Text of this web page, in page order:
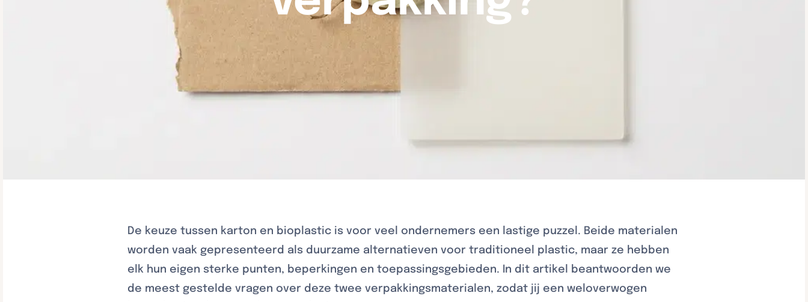
De keuze tussen karton en bioplastic is voor veel ondernemers een lastige puzzel. Beide materialen
worden vaak gepresenteerd als duurzame alternatieven voor traditioneel plastic, maar ze hebben
elk hun eigen sterke punten, beperkingen en toepassingsgebieden. In dit artikel beantwoorden we
de meest gestelde vragen over deze twee verpakkingsmaterialen, zodat jij een weloverwogen